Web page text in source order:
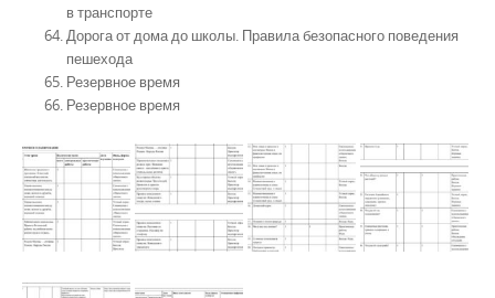
в транспорте
Дорога от дома до школы. Правила безопасного поведения
пешехода
Резервное время
Резервное время